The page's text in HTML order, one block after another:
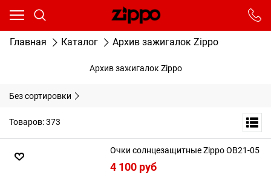
Главная Каталог Архив зажигалок Zippo
Архив зажигалок Zippo
Без сортировки
Товаров: 373
Очки солнцезащитные Zippo OB21-05
4 100 руб
Ваш город - Москва,
От выбранного города зависят сроки доставки